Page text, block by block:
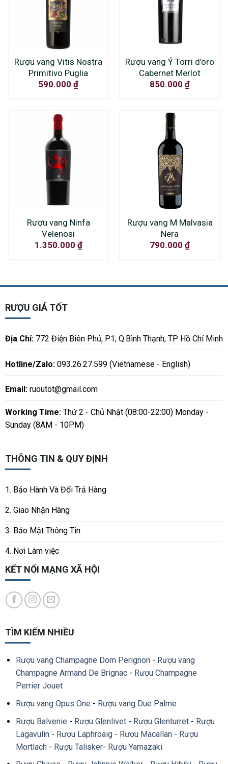
Rượu vang Vitis Nostra
Primitivo Puglia
590.000 ₫
Rượu vang Ý Torri d’oro
Cabernet Merlot
850.000 ₫
Rượu vang Ninfa
Velenosi
1.350.000 ₫
Rượu vang M Malvasia
Nera
790.000 ₫
RƯỢU GIÁ TỐT
Địa Chỉ:772 Điện Biên Phủ, P1, Q.Bình Thạnh, TP Hồ Chí Minh
Hotline/Zalo:093.26.27.599 (Vietnamese - English)
Email: ruoutot@gmail.com
Working Time:Thứ 2 - Chủ Nhật (08:00-22:00) Monday -
Sunday (8AM - 10PM)
THÔNG TIN & QUY ĐỊNH
1. Bảo Hành Và Đổi Trả Hàng
2. Giao Nhận Hàng
3. Bảo Mật Thông Tin
4. Nơi Làm việc
KẾT NỐI MẠNG XÃ HỘI
TÌM KIẾM NHIỀU
Rượu vang Champagne Dom Perignon- Rượu vang
Champagne Armand De Brignac- Rượu Champagne
Perrier Jouet
Rượu vang Opus One - Rượu vang Due Palme
Rượu Balvenie - Rượu Glenlivet- Rượu Glenturret- Rượu
Lagavulin- Rượu Laphroaig- Rượu Macallan- Rượu
Mortlach- Rượu Talisker- Rượu Yamazaki